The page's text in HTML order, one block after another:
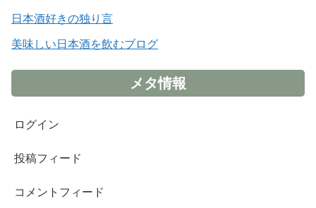
日本酒好きの独り言
美味しい日本酒を飲むブログ
メタ情報
ログイン
投稿フィード
コメントフィード